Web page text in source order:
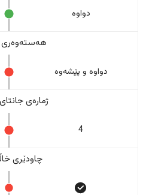
دواوە
هەستەوەری
دواوە و پێشەوە
ژمارەی
4
چاودێری